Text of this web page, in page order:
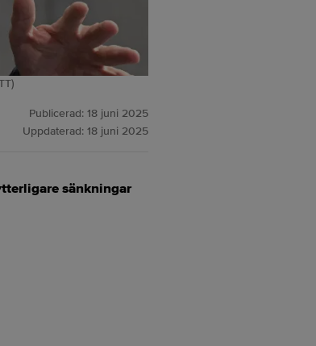
Publicerad: 18 juni 2025
Uppdaterad: 18 juni 2025
sänkningar